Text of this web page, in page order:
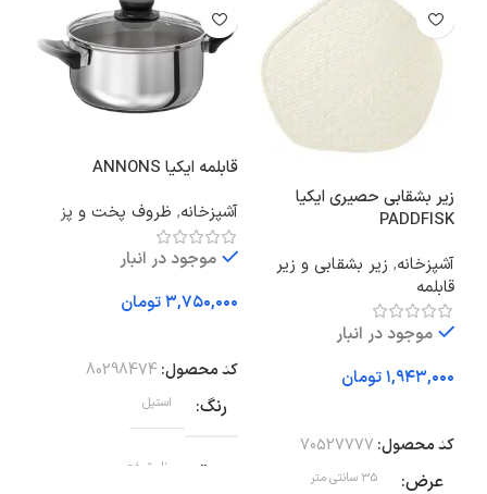
زیر بشقابی حصیری ایکیا
PADDFISK
آشپزخانه, زیر بشقابی و زیر
قابلمه
موجود در انبار
تومان
کد محصول: 70527777
عرض 35 سانتی متر
قابلمه ایکیا ANNONS
آشپزخانه, ظروف پخت و پز
موجود در انبار
تومان
کد محصول:80298474
رنگ استیل
عمق نامشخص